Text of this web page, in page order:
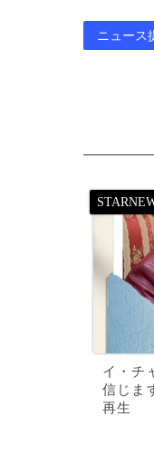
ニュース
イ・チ
信じま
再生